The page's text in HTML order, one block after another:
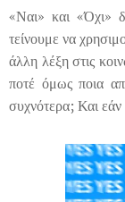
«Ναι» και «Όχι»
τείνουμε να
άλλη λέξη στις
ποτέ όμως ποια
συχνότερα; Και εάν